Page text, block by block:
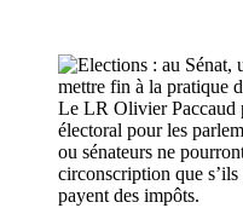
Le LR Olivier Paccaud
électoral pour les
ou sénateurs ne
circonscription que
payent des impôts.